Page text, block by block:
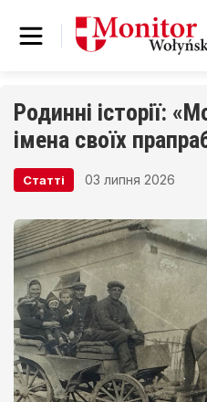
Родинні історії:
імена своїх
Статті 03 липня 2026